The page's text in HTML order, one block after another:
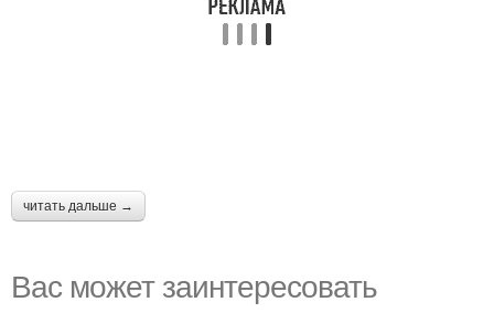
читать дальше →
Вас может заинтересовать